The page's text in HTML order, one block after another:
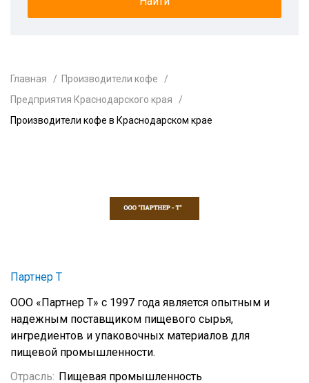
Главная
Производители кофе
Предприятия Краснодарского края
Производители кофе в Краснодарском крае
Партнер Т
ООО «Партнер Т» с 1997 года является опытным и
надежным поставщиком пищевого сырья,
ингредиентов и упаковочных материалов для
пищевой промышленности.
Отрасль: Пищевая промышленность